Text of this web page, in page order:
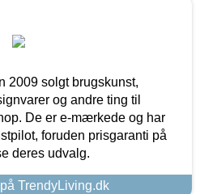
2009 solgt brugskunst,
og andre ting til
De er e-mærkede og har
foruden prisgaranti på
deres udvalg.
TrendyLiving.dk